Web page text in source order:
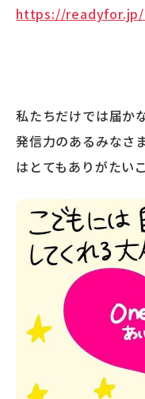
https://
私たちだけでは届か
発信力のあるみなさ
はとてもありがたい